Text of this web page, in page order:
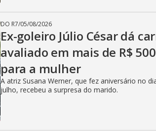
DO R7/05/08/2026
Ex-goleiro Júlio César dá
avaliado em mais de R$
para a mulher
A atriz Susana Werner, que fez aniversário no
julho, recebeu a surpresa do marido.